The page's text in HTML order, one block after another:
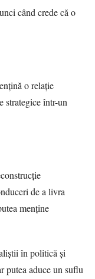
când crede că o
o relație
strategice într-un
de a livra
menține
în politică și
putea aduce un suflu